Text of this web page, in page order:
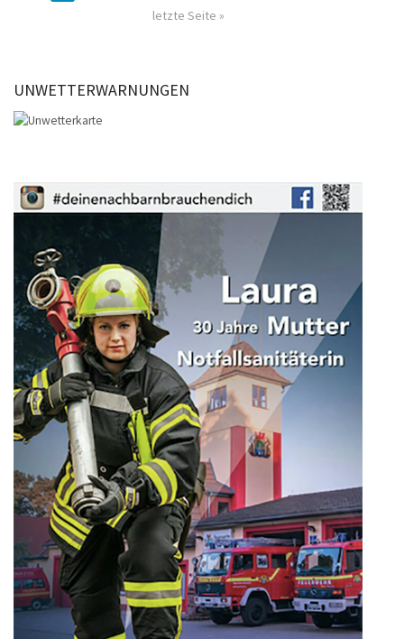
letzte Seite »
UNWETTERWARNUNGEN